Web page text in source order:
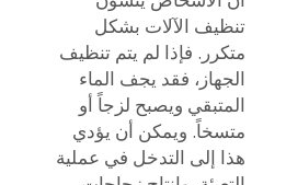
تنظيف الآلات بشكل
متكرر. فإذا لم يتم تنظيف
الجهاز، فقد يجف الماء
المتبقي ويصبح لزجاً أو
متسخاً. ويمكن أن يؤدي
هذا إلى التدخل في عملية